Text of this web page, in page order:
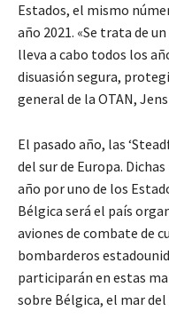
Estados, el mismo
año 2021. «Se trata de
lleva a cabo todos los
disuasión segura,
general de la OTAN,
El pasado año, las
del sur de Europa.
año por uno de los
Bélgica será el país
aviones de combate de
bombarderos
participarán en estas
sobre Bélgica, el mar